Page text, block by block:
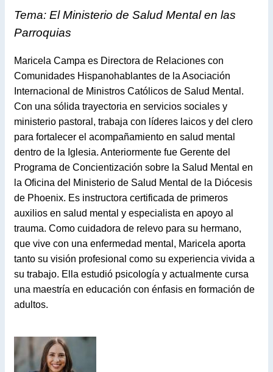
Tema: El Ministerio de Salud Mental en las
Parroquias
Maricela Campa es Directora de Relaciones con
Comunidades Hispanohablantes de la Asociación
Internacional de Ministros Católicos de Salud Mental.
Con una sólida trayectoria en servicios sociales y
ministerio pastoral, trabaja con líderes laicos y del clero
para fortalecer el acompañamiento en salud mental
dentro de la Iglesia. Anteriormente fue Gerente del
Programa de Concientización sobre la Salud Mental en
la Oficina del Ministerio de Salud Mental de la Diócesis
de Phoenix. Es instructora certificada de primeros
auxilios en salud mental y especialista en apoyo al
trauma. Como cuidadora de relevo para su hermano,
que vive con una enfermedad mental, Maricela aporta
tanto su visión profesional como su experiencia vivida a
su trabajo. Ella estudió psicología y actualmente cursa
una maestría en educación con énfasis en formación de
adultos.